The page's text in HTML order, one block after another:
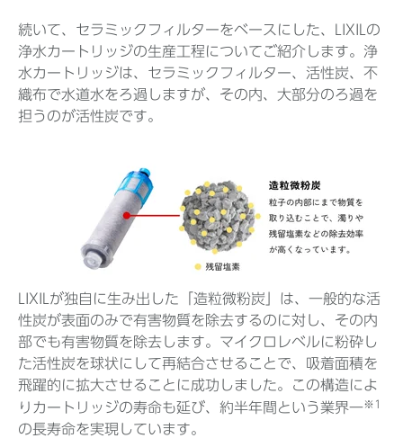
続いて、セラミックフィルターをベースにした、LIXILの
浄水カートリッジの生産工程についてご紹介します。浄
水カートリッジは、セラミックフィルター、活性炭、不
織布で水道水をろ過しますが、その内、大部分のろ過を
担うのが活性炭です。
LIXILが独自に生み出した「造粒微粉炭」は、一般的な活
性炭が表面のみで有害物質を除去するのに対し、その内
部でも有害物質を除去します。マイクロレベルに粉砕し
た活性炭を球状にして再結合させることで、吸着面積を
飛躍的に拡大させることに成功しました。この構造によ
りカートリッジの寿命も延び、約半年間という業界一※1
の長寿命を実現しています。